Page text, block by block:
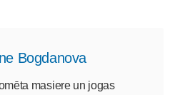
Bogdanova
masiere un jogas